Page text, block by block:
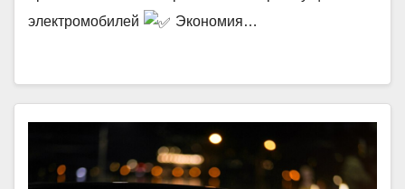
электромобилей
Экономия…